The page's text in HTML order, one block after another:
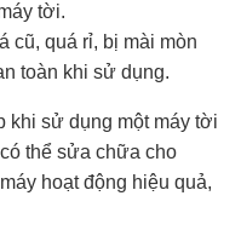
tời.
cũ, quá rỉ, bị mài mòn
toàn khi sử dụng.
khi sử dụng một máy tời
thể sửa chữa cho
hoạt động hiệu quả,